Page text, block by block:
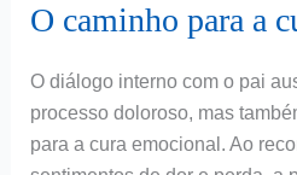
O caminho para a
O diálogo interno com o pai
processo doloroso, mas
para a cura emocional. Ao